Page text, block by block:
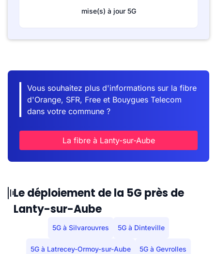
mise(s) à jour 5G
Vous souhaitez plus d'informations sur la fibre
d'Orange, SFR, Free et Bouygues Telecom
dans votre commune ?
La fibre à Lanty-sur-Aube
Le déploiement de la 5G près de
Lanty-sur-Aube
5G à Silvarouvres 5G à Dinteville
5G à Latrecey-Ormoy-sur-Aube 5G à Gevrolles